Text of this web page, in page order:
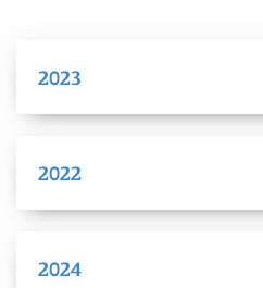
2023
2022
2024